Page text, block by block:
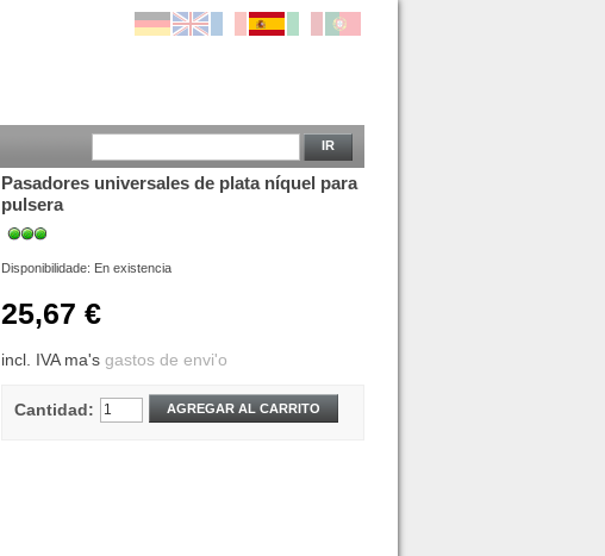
IR
Pasadores universales de plata níquel para
pulsera
Disponibilidade: En existencia
25,67 €
incl. IVA ma's gastos de envi'o
Cantidad: AGREGAR AL CARRITO